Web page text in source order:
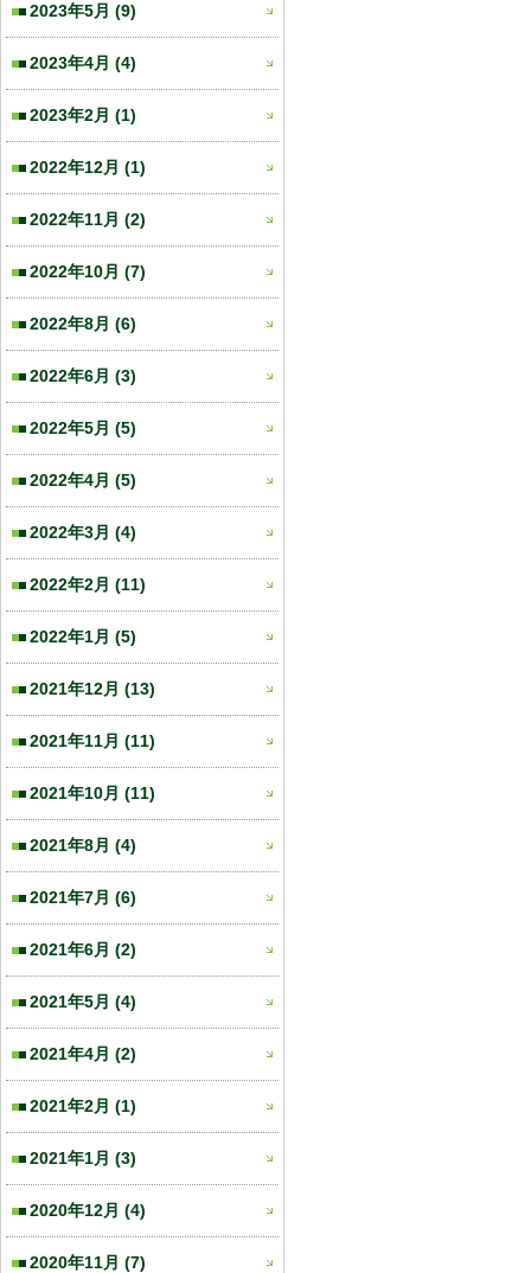
2023年5月 (9)
2023年4月 (4)
2023年2月 (1)
2022年12月 (1)
2022年11月 (2)
2022年10月 (7)
2022年8月 (6)
2022年6月 (3)
2022年5月 (5)
2022年4月 (5)
2022年3月 (4)
2022年2月 (11)
2022年1月 (5)
2021年12月 (13)
2021年11月 (11)
2021年10月 (11)
2021年8月 (4)
2021年7月 (6)
2021年6月 (2)
2021年5月 (4)
2021年4月 (2)
2021年2月 (1)
2021年1月 (3)
2020年12月 (4)
2020年11月 (7)